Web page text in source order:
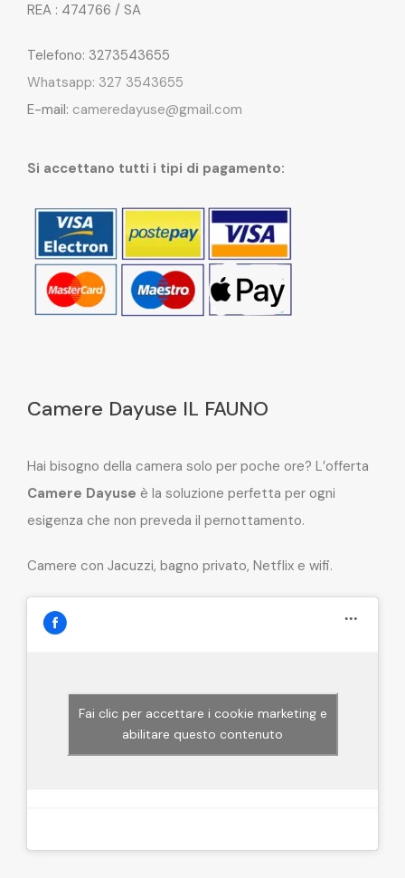
REA : 474766 / SA
Telefono: 3273543655
Whatsapp: 327 3543655
E-mail: cameredayuse@gmail.com
Si accettano tutti i tipi di pagamento:
Camere Dayuse IL FAUNO
Hai bisogno della camera solo per poche ore? L’offerta
Camere Dayuse è la soluzione perfetta per ogni
esigenza che non preveda il pernottamento.
Camere con Jacuzzi, bagno privato, Netflix e wifi.
Fai clic per accettare i cookie marketing e
abilitare questo contenuto